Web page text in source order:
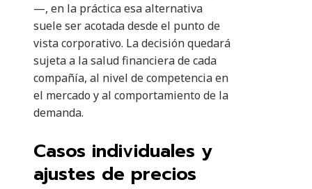
—, en la práctica esa alternativa
suele ser acotada desde el punto de
vista corporativo. La decisión quedará
sujeta a la salud financiera de cada
compañía, al nivel de competencia en
el mercado y al comportamiento de la
demanda.
Casos individuales y
ajustes de precios